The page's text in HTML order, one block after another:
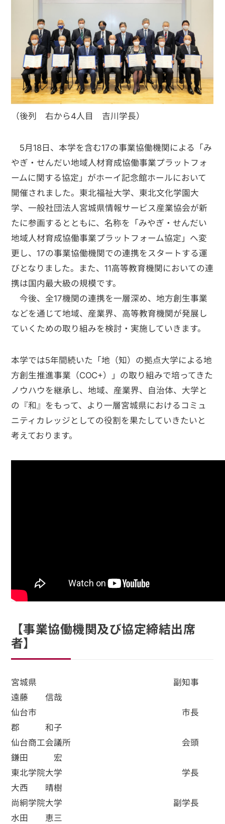
（後列 右から4人目 吉川学長）
5月18日、本学を含む17の事業協働機関による「み
やぎ・せんだい地域人材育成協働事業プラットフォ
ームに関する協定」がホーイ記念館ホールにおいて
開催されました。 東北福祉大学、東北文化学園大
学、一般社団法人宮城県情報サービス産業協会が新
たに参画するとともに、名称を「みやぎ・せんだい
地域人材育成協働事業プラットフォーム協定」へ変
更し、17の事業協働機関での連携をスタートする運
びとなりました。また、11高等教育機関においての連
携は国内最大級の規模です。
今後、全17機関の連携を一層深め、地方創生事業
などを通じて地域、産業界、高等教育機関が発展し
ていくための取り組みを検討・実施していきます。
本学では5年間続いた「地（知）の拠点大学による地
方創生推進事業（COC+）」の取り組みで培ってきた
ノウハウを継承し、地域、産業界、自治体、大学と
の『和』をもって、より一層宮城県におけるコミュ
ニティカレッジとしての役割を果たしていきたいと
考えております。
【事業協働機関及び協定締結出席
者】
宮城県 副知事
遠藤 信哉
仙台市 市長
郡 和子
仙台商工会議所 会頭
鎌田 宏
東北学院大学 学長
大西 晴樹
尚絅学院大学 副学長
水田 恵三